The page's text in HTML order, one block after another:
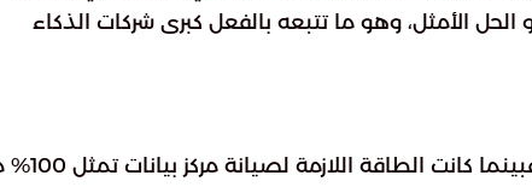
الأمثل، وهو ما تتبعه بالفعل كبرى شركات الذكاء
تطورًا ملحوظًا. فبينما كانت الطاقة